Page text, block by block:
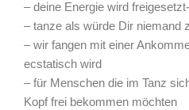
– deine Energie wird freigesetzt-
– tanze als würde Dir niemand
– wir fangen mit einer
ecstatisch wird
– für Menschen die im Tanz
Kopf frei bekommen möchten